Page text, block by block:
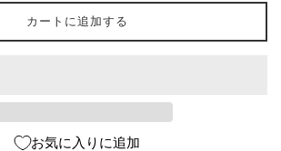
カートに追加する
お気に入りに追加